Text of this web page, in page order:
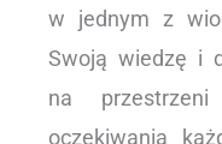
w jednym z
Swoją wiedzę i
na
oczekiwania